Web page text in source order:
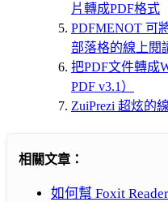
片轉成PDF格式
PDFMENOT 可
部落格的線上閱
把PDF文件轉成
PDF v3.1）
ZuiPrezi 超炫的
相關文章：
如何幫 Foxit